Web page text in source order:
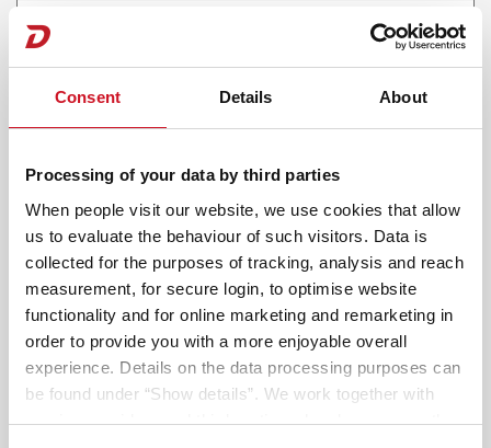
Consent Details About
Processing of your data by third parties
When people visit our website, we use cookies that allow
us to evaluate the behaviour of such visitors. Data is
collected for the purposes of tracking, analysis and reach
measurement, for secure login, to optimise website
functionality and for online marketing and remarketing in
order to provide you with a more enjoyable overall
experience. Details on the data processing purposes can
be found under “Show details”. We work together with
service providers and third parties who also process the
Deutschland (+49)
2
Ihr Wunschtermin
Der Händler bestätigt den Termin oder schlägt
eine Alternative vor.
Baureihe wählen*